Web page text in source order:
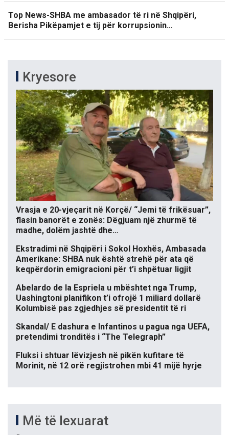
Top News-SHBA me ambasador të ri në Shqipëri,
Berisha Pikëpamjet e tij për korrupsionin…
Kryesore
Vrasja e 20-vjeçarit në Korçë/ “Jemi të frikësuar”,
flasin banorët e zonës: Dëgjuam një zhurmë të
madhe, dolëm jashtë dhe…
Ekstradimi në Shqipëri i Sokol Hoxhës, Ambasada
Amerikane: SHBA nuk është strehë për ata që
keqpërdorin emigracioni për t’i shpëtuar ligjit
Abelardo de la Espriela u mbështet nga Trump,
Uashingtoni planifikon t’i ofrojë 1 miliard dollarë
Kolumbisë pas zgjedhjes së presidentit të ri
Skandal/ E dashura e Infantinos u pagua nga UEFA,
pretendimi tronditës i “The Telegraph”
Fluksi i shtuar lëvizjesh në pikën kufitare të
Morinit, në 12 orë regjistrohen mbi 41 mijë hyrje
Më të lexuarat